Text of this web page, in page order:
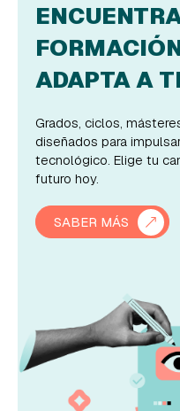
ADAPTA A
Grados, ciclos,
diseñados para
tecnológico. Elige tu
futuro hoy.
SABER MÁS